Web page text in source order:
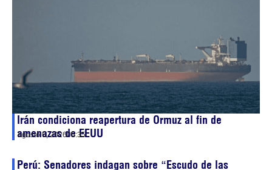
Irán condiciona reapertura de Ormuz al fin de
amenazas de EEUU
agosto 6, 202605:35
Perú: Senadores indagan sobre “Escudo de las